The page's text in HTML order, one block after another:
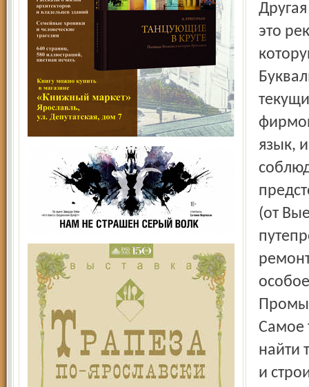
это
язык,
(от
Самое
найти
и